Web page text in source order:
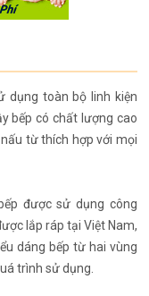
dụng toàn bộ linh kiện
bếp có chất lượng cao
từ thích hợp với mọi
được sử dụng công
lắp ráp tại Việt Nam,
dáng bếp từ hai vùng
trình sử dụng.